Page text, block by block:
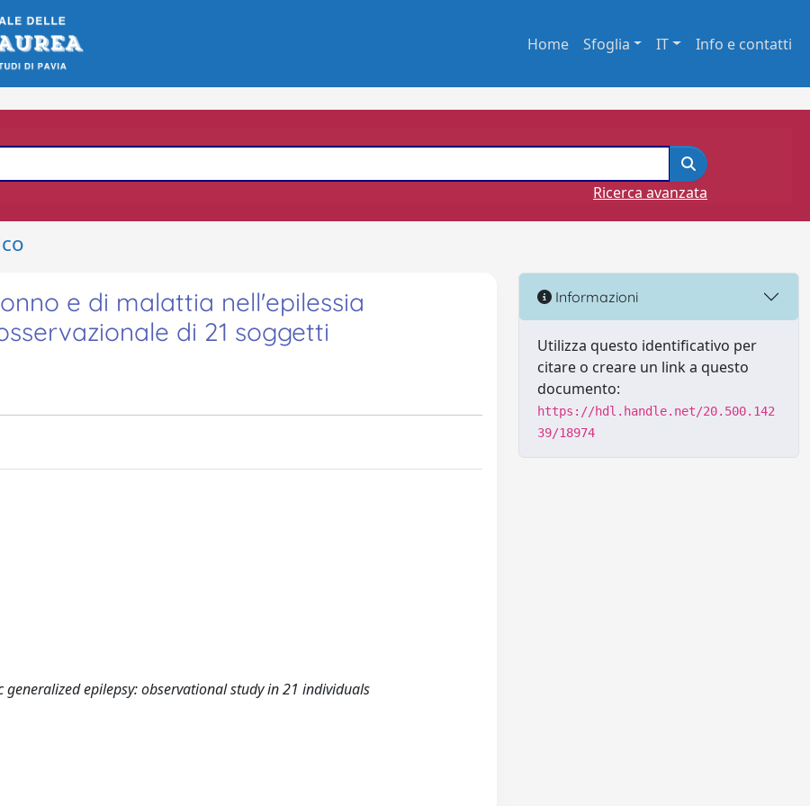
Home Sfoglia IT Info e contatti
Ricerca avanzata
e di malattia nell'epilessia
di 21 soggetti
epilepsy: observational study in 21 individuals
Informazioni
Utilizza questo identificativo per
citare o creare un link a questo
documento:
https://hdl.handle.net/20.500.142
39/18974